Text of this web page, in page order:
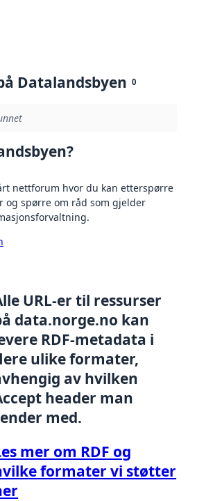
Datalandsbyen 0
nettforum hvor du kan etterspørre
og spørre om råd som gjelder
URL-er til ressurser
data.norge.no kan
RDF-metadata i
ulike formater,
av hvilken
header man
med.
mer om RDF og
formater vi støtter